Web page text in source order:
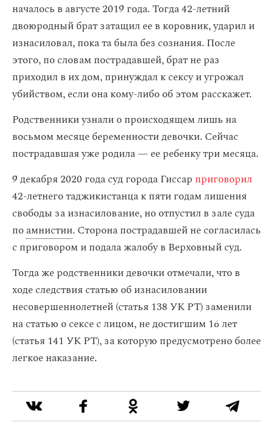
началось в августе 2019 года. Тогда 42-летний
двоюродный брат затащил ее в коровник, ударил и
изнасиловал, пока та была без сознания. После
этого, по словам пострадавшей, брат не раз
приходил в их дом, принуждал к сексу и угрожал
убийством, если она кому-либо об этом расскажет.
Родственники узнали о происходящем лишь на
восьмом месяце беременности девочки. Сейчас
пострадавшая уже родила — ее ребенку три месяца.
9 декабря 2020 года суд города Гиссар приговорил
42-летнего таджикистанца к пяти годам лишения
свободы за изнасилование, но отпустил в зале суда
поамнистии. Сторона пострадавшей не согласилась
с приговором и подала жалобу в Верховный суд.
Тогда же родственники девочки отмечали, что в
ходе следствия статью об изнасиловании
несовершеннолетней (статья 138 УК РТ) заменили
на статью о сексе с лицом, не достигшим 16 лет
(статья 141 УК РТ), за которую предусмотрено более
легкое наказание.